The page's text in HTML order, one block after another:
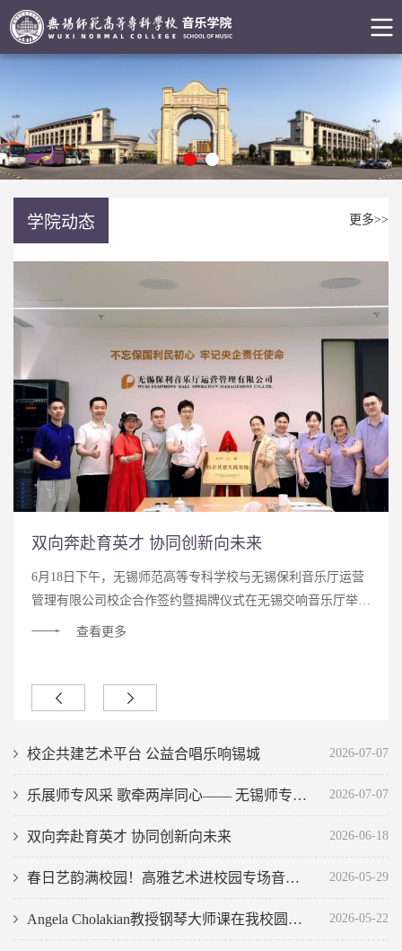
学院动态 更多>>
双向奔赴育英才 协同创新向未来
6月18日下午，无锡师范高等专科学校与无锡保利音乐厅运营
管理有限公司校企合作签约暨揭牌仪式在无锡交响音乐厅举
行。学校党委书记陈琳率队出席活动，招生就业处处长沈伟、
苗、总经理助理毕美、运营中心负责人张引等出席活动。 现
求，...
查看更多
校企共建艺术平台 公益合唱乐响锡城 2026-07-07
乐展师专风采 歌牵两岸同心—— 无锡师专师生闪耀第六届“百灵之声”锡台音乐会 2026-07-07
双向奔赴育英才 协同创新向未来 2026-06-18
春日艺韵满校园！高雅艺术进校园专场音乐会在我校圆满落幕 2026-05-29
Angela Cholakian教授钢琴大师课在我校圆满举行 2026-05-22